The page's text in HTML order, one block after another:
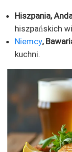
Hiszpania,
hiszpańskich
Niemcy,
kuchni.